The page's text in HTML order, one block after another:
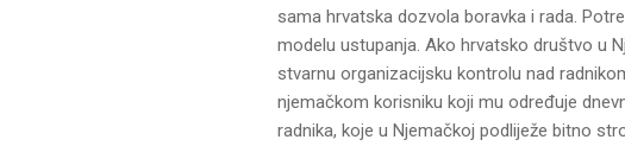
sama hrvatska dozvola boravka i rada.
modelu ustupanja. Ako hrvatsko društvo u
stvarnu organizacijsku kontrolu nad
njemačkom korisniku koji mu određuje
radnika, koje u Njemačkoj podliježe bitno